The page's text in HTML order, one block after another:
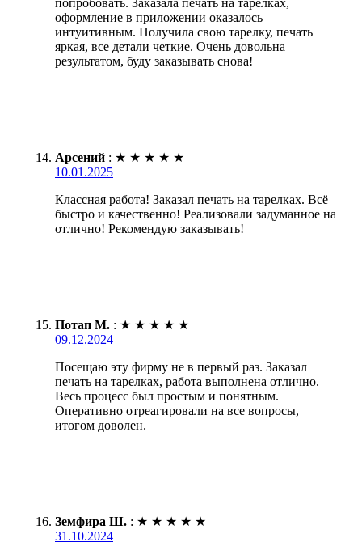
оформление в приложении оказалось
интуитивным. Получила свою тарелку, печать
яркая, все детали четкие. Очень довольна
результатом, буду заказывать снова!
Арсений : ★ ★ ★ ★ ★
10.01.2025
Классная работа! Заказал печать на тарелках. Всё
быстро и качественно! Реализовали задуманное на
отлично! Рекомендую заказывать!
Потап М. : ★ ★ ★ ★ ★
09.12.2024
Посещаю эту фирму не в первый раз. Заказал
печать на тарелках, работа выполнена отлично.
Весь процесс был простым и понятным.
Оперативно отреагировали на все вопросы,
итогом доволен.
Земфира Ш. : ★ ★ ★ ★ ★
31.10.2024